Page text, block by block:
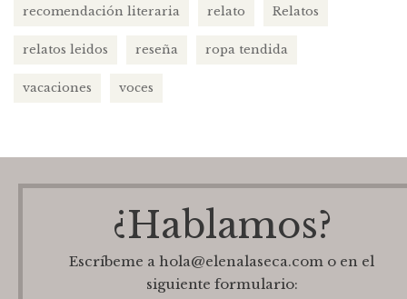
recomendación literaria relato Relatos
relatos leidos reseña ropa tendida
vacaciones voces
¿Hablamos?
Escríbeme a hola@elenalaseca.com o en el
siguiente formulario: